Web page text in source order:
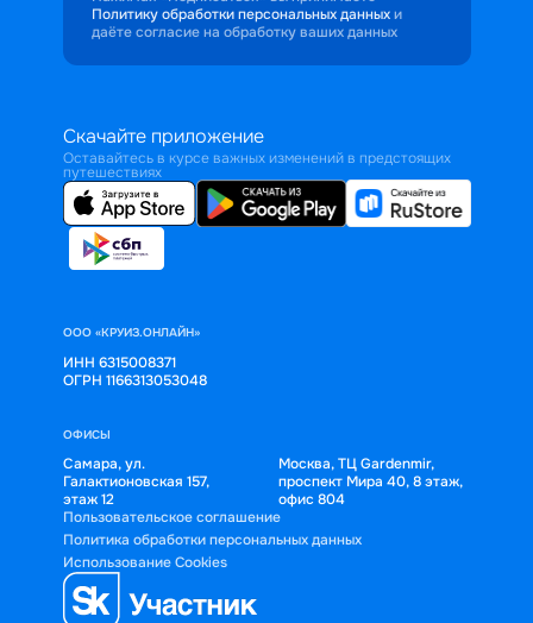
Политику обработки персональных данных и
даёте согласие на обработку ваших данных
Скачайте приложение
Оставайтесь в курсе важных изменений в предстоящих
путешествиях
ООО «КРУИЗ.ОНЛАЙН»
ИНН 6315008371
ОГРН 1166313053048
ОФИСЫ
Самара, ул.
Галактионовская 157,
этаж 12
Москва, ТЦ Gardenmir,
проспект Мира 40, 8 этаж,
офис 804
Пользовательское соглашение
Политика обработки персональных данных
Использование Cookies